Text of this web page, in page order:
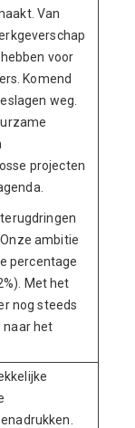
Van
voor
Komend
weg.
projecten
ambitie
percentage
Met het
nog steeds
naar het